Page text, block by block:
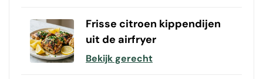
Frisse citroen kippendijen
uit de airfryer
Bekijk gerecht